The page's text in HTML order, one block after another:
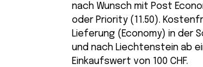
nach Wunsch mit Post
oder Priority (11.50).
Lieferung (Economy) in der
und nach Liechtenstein ab
Einkaufswert von 100 CHF.